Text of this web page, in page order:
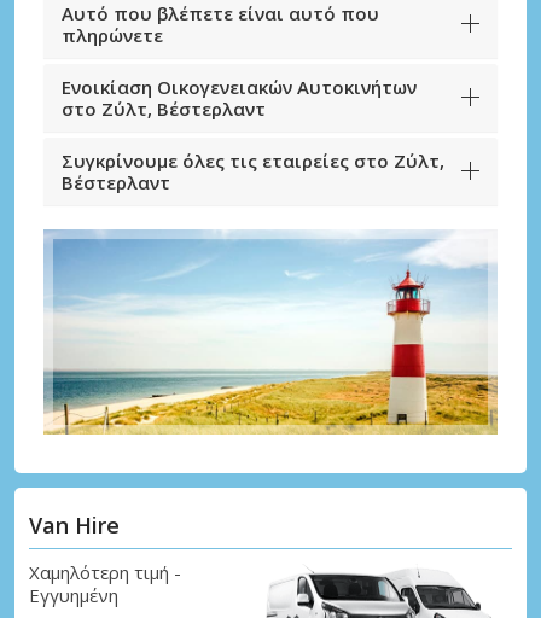
Αυτό που βλέπετε είναι αυτό που
πληρώνετε
Ενοικίαση Οικογενειακών Αυτοκινήτων
στο Ζύλτ, Βέστερλαντ
Συγκρίνουμε όλες τις εταιρείες στο Ζύλτ,
Βέστερλαντ
Van Hire
Χαμηλότερη τιμή -
Εγγυημένη